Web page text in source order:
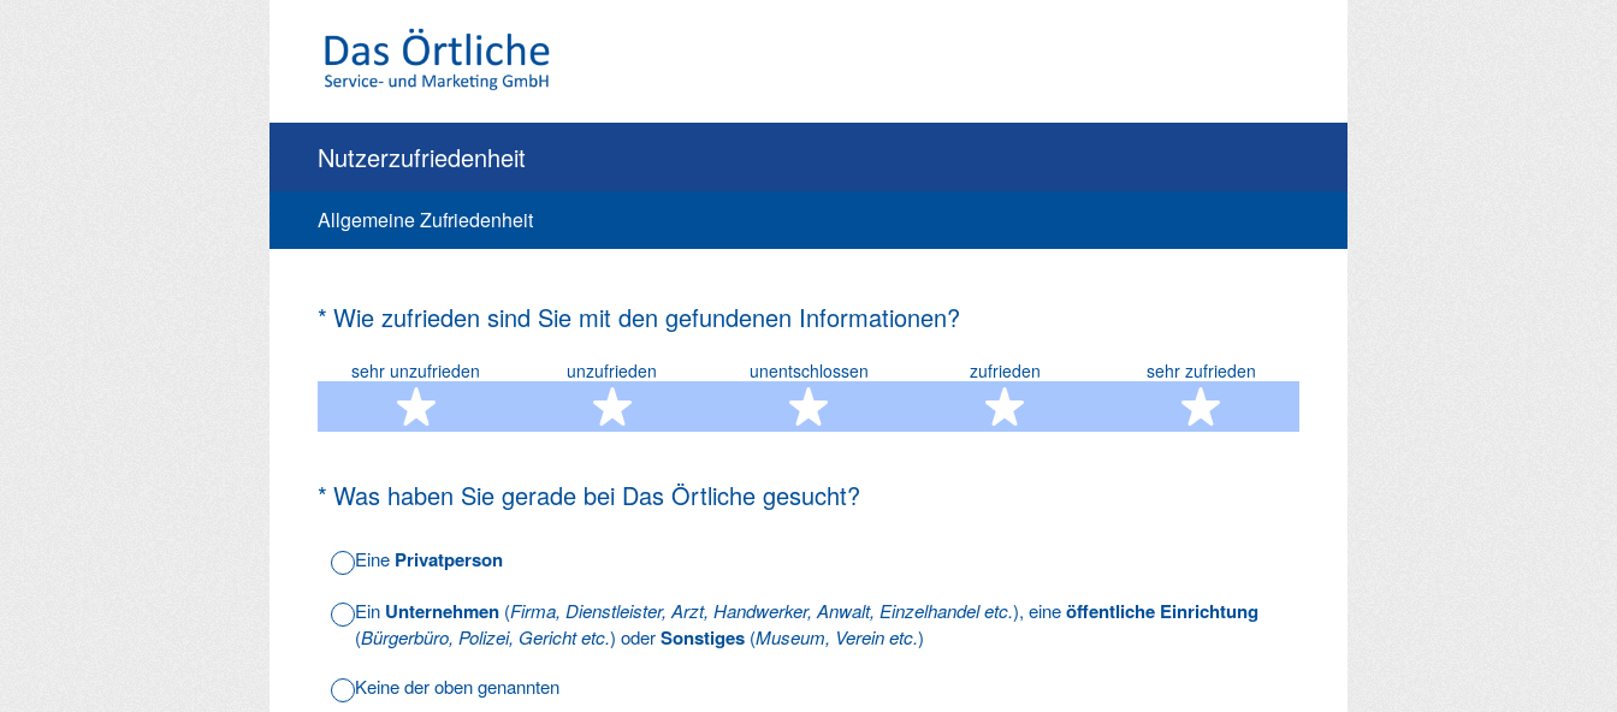
Nutzerzufriedenheit
Allgemeine Zufriedenheit
* Wie zufrieden sind Sie mit den gefundenen Informationen?
(Erforderlich.)
sehr unzufrieden
1 Stern
unzufrieden
2 Sterne
unentschlossen
3 Sterne
zufrieden
4 Sterne
sehr zufrieden
5 Sterne
* Was haben Sie gerade bei Das Örtliche gesucht?
(Erforderlich.)
Eine Privatperson
Ein Unternehmen (Firma, Dienstleister, Arzt, Handwerker, Anwalt, Einzelhandel etc.), eineöffentliche Einrichtung
(Bürgerbüro, Polizei, Gericht etc.) oderSonstiges (Museum, Verein etc.)
Keine der oben genannten